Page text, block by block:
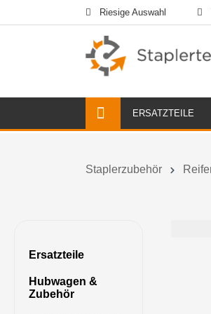
Riesige Auswahl
ERSATZTEILE
Staplerzubehör
Ersatzteile
Hubwagen &
Zubehör